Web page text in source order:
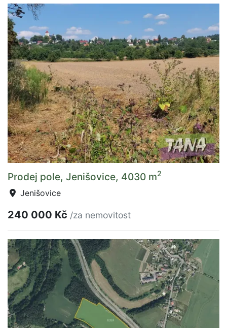
Prodej pole, Jenišovice, 4030 m2
Jenišovice
240 000 Kč /za nemovitost